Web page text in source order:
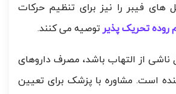
های فیبر را نیز برای تنظیم حرکات
روده تحریک پذیر توصیه می کنند.
ناشی از التهاب باشد، مصرف داروهای
است. مشاوره با پزشک برای تعیین